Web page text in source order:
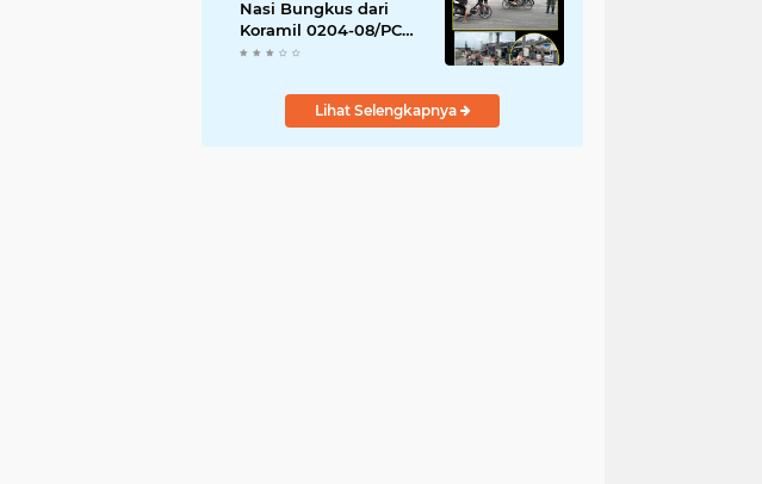
Nasi Bungkus dari
Koramil 0204-08/PC
Habis Diserbu Warga
Lihat Selengkapnya